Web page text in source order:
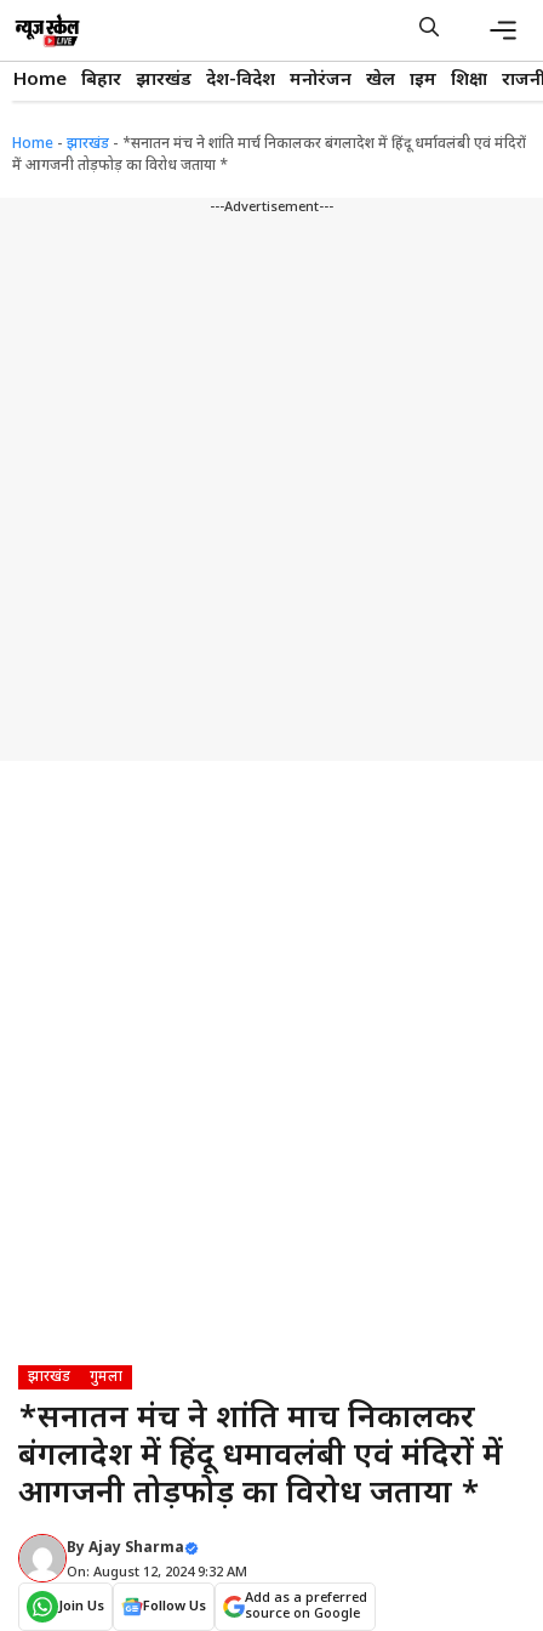
content
Home बिहार झारखंड देश-विदेश मनोरंजन खेल क्राइम शिक्षा
Home - झारखंड - *सनातन मंच ने शांति मार्च निकालकर बंगलादेश में हिंदू धर्मावलंबी एवं मंदिरों
में आगजनी तोड़फोड़ का विरोध जताया *
---Advertisement---
झारखंड गुमला
*सनातन मंच ने शांति मार्च निकालकर
बंगलादेश में हिंदू धर्मावलंबी एवं मंदिरों में
आगजनी तोड़फोड़ का विरोध जताया *
ByAjay Sharma
On: August 12, 2024 9:32 AM
Join Us
Follow Us
Add as a preferred
source on Google